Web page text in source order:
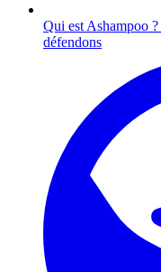
Qui est Ashampoo ?
défendons